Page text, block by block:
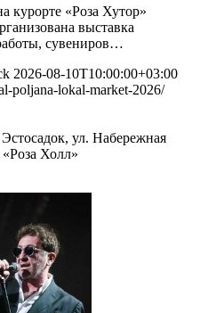
курорте «Роза Хутор»
выставка
сувениров…
2026-08-10T10:00:00+03:00
poljana-lokal-market-2026/
ул. Набережная
Холл»